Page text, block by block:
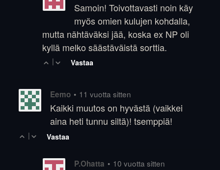
Samoin! Toivottavasti noin käy
myös omien kulujen kohdalla,
mutta nähtäväksi jää, koska ex NP oli
kyllä melko säästäväistä sorttia.
| Vastaa
Eemo • 11 vuotta sitten
Kaikki muutos on hyvästä (vaikkei
aina heti tunnu siltä)! tsemppiä!
| Vastaa
P.Ohatta • 10 vuotta sitten